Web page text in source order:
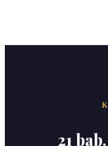
21